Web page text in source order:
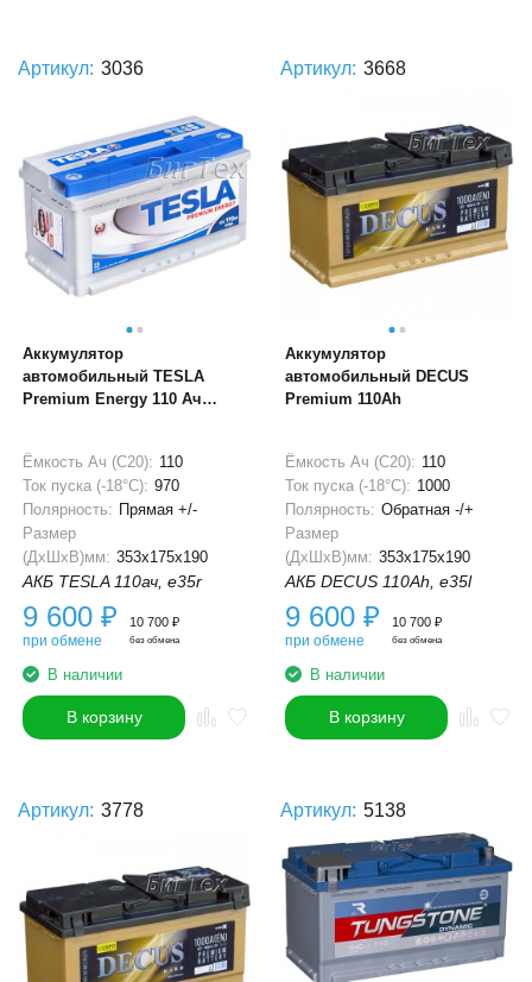
Артикул: 3036
Аккумулятор
автомобильный TESLA
Premium Energy 110 Ач
Ёмкость Ач (С20): 110
Ток пуска (-18°С): 970
Полярность: Прямая +/-
Размер
(ДхШхВ)мм: 353x175x190
АКБ TESLA 110ач, e35r
9 600 ₽
при обмене
10 700 ₽
без обмена
В наличии
В корзину
Артикул: 3668
Аккумулятор
автомобильный DECUS
Premium 110Ah
Ёмкость Ач (С20): 110
Ток пуска (-18°С): 1000
Полярность: Обратная -/+
Размер
(ДхШхВ)мм: 353x175x190
АКБ DECUS 110Ah, e35l
9 600 ₽
при обмене
10 700 ₽
без обмена
В наличии
В корзину
Артикул: 3778 Артикул: 5138